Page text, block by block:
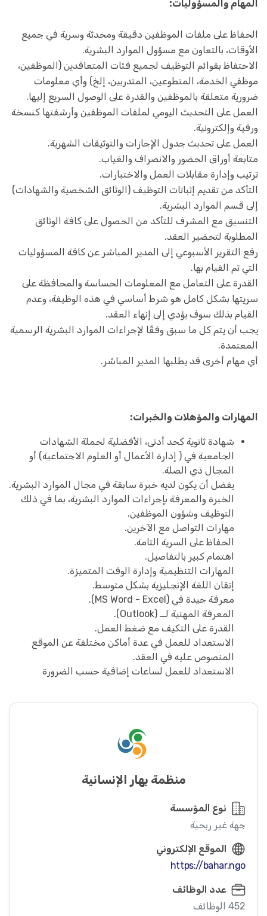
المهام والمسؤوليات:
الحفاظ على ملفات الموظفين دقيقة ومحدثة وسرية في جميع
الأوقات، بالتعاون مع مسؤول الموارد البشرية.
الاحتفاظ بقوائم التوظيف لجميع فئات المتعاقدين (الموظفين،
موظفي الخدمة، المتطوعين، المتدربين، إلخ) وأي معلومات
ضرورية متعلقة بالموظفين والقدرة على الوصول السريع إليها.
العمل على التحديث اليومي لملفات الموظفين وأرشفتها كنسخة
ورقية وإلكترونية.
العمل على تحديث جدول الإجازات والتوثيقات الشهرية.
متابعة أوراق الحضور والانصراف والغياب.
ترتيب وإدارة مقابلات العمل والاختبارات.
التأكد من تقديم إثباتات التوظيف (الوثائق الشخصية والشهادات)
إلى قسم الموارد البشرية.
التنسيق مع المشرف للتأكد من الحصول على كافة الوثائق
المطلوبة لتحضير العقد.
رفع التقرير الأسبوعي إلى المدير المباشر عن كافة المسؤوليات
التي تم القيام بها.
القدرة على التعامل مع المعلومات الحساسة والمحافظة على
سريتها بشكل كامل هو شرط أساسي في هذه الوظيفة، وعدم
القيام بذلك سوف يؤدي إلى إنهاء العقد.
يجب أن يتم كل ما سبق وفقًا لإجراءات الموارد البشرية الرسمية
المعتمدة.
أي مهام أخرى قد يطلبها المدير المباشر.
المهارات والمؤهلات والخبرات:
شهادة ثانوية كحد أدنى، الأفضلية لحملة الشهادات
الجامعية في ( إدارة الأعمال أو العلوم الاجتماعية) أو
المجال ذي الصلة.
يفضل أن يكون لديه خبرة سابقة في مجال الموارد البشرية.
الخبرة والمعرفة بإجراءات الموارد البشرية، بما في ذلك
التوظيف وشؤون الموظفين.
مهارات التواصل مع الآخرين.
الحفاظ على السرية التامة.
اهتمام كبير بالتفاصيل.
المهارات التنظيمية وإدارة الوقت المتميزة.
إتقان اللغة الإنجليزية بشكل متوسط.
معرفة جيدة في (MS Word - Excel).
المعرفة المهنية لــ (Outlook).
القدرة على التكيف مع ضغط العمل.
الاستعداد للعمل في عدة أماكن مختلفة عن الموقع
المنصوص عليه في العقد.
الاستعداد للعمل لساعات إضافية حسب الضرورة
منظمة بهار الإنسانية
نوع المؤسسة
جهة غير ربحية
الموقع الإلكتروني
https://bahar.ngo
عدد الوظائف
452 الوظائف